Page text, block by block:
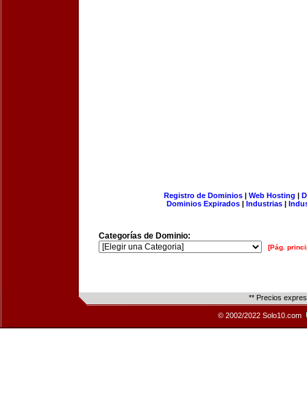
Registro de Dominios| Web Hosting |
Dominios Expirados | Industrias |
Categorías de Dominio:
[Pág.
** Precios
© 2002/2022 Solo10.com